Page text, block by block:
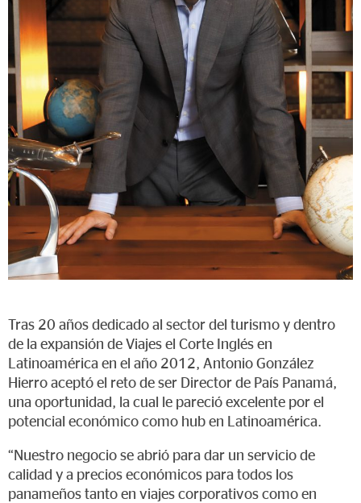
Tras 20 años dedicado al sector del turismo y dentro
de la expansión de Viajes el Corte Inglés en
Latinoamérica en el año 2012, Antonio González
Hierro aceptó el reto de ser Director de País Panamá,
una oportunidad, la cual le pareció excelente por el
potencial económico como hub en Latinoamérica.
“Nuestro negocio se abrió para dar un servicio de
calidad y a precios económicos para todos los
panameños tanto en viajes corporativos como en